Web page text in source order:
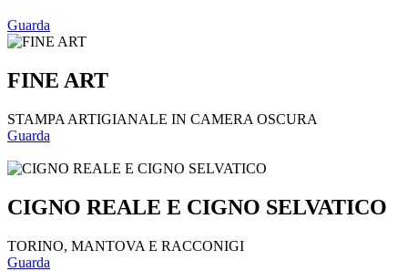
Guarda
FINE ART
STAMPA ARTIGIANALE IN CAMERA OSCURA
Guarda
CIGNO REALE E CIGNO SELVATICO
TORINO, MANTOVA E RACCONIGI
Guarda